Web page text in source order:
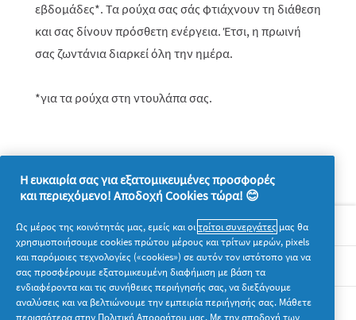
εβδομάδες*. Τα ρούχα σας σάς φτιάχνουν τη διάθεση
και σας δίνουν πρόσθετη ενέργεια. Έτσι, η πρωινή
σας ζωντάνια διαρκεί όλη την ημέρα.
*για τα ρούχα στη ντουλάπα σας.
Σχετικά με την P&G
Νομικά
Ακολουθήστε μας
Η ευκαιρία σας για εξατομικευμένες προσφορές
και περιεχόμενο! Αποδοχή Cookies τώρα! 😊
Ως μέρος της κοινότητάς μας, εμείς και οιτρίτοι συνεργάτες μας θα
χρησιμοποιήσουμε cookies πρώτου μέρους και τρίτων μερών, pixels
και παρόμοιες τεχνολογίες («cookies») σε αυτόν τον ιστότοπο για να
σας προσφέρουμε εξατομικευμένη διαφήμιση με βάση τα
ενδιαφέροντα και τις συνήθειες περιήγησής σας, να διεξάγουμε
αναλύσεις και να βελτιώνουμε την εμπειρία περιήγησής σας. Μάθετε